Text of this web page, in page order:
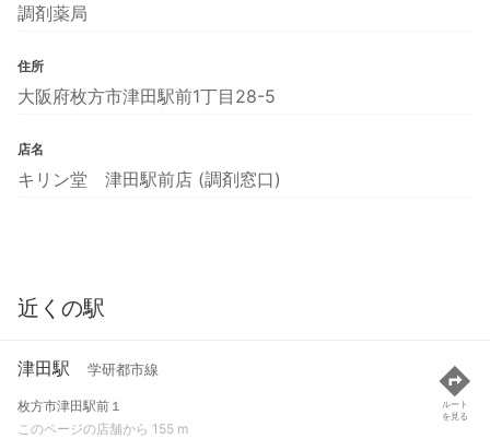
調剤薬局
住所
大阪府枚方市津田駅前1丁目28-5
店名
キリン堂 津田駅前店 (調剤窓口)
近くの駅
津田駅 学研都市線
枚方市津田駅前１
このページの店舗から 155 m
ルート
を見る